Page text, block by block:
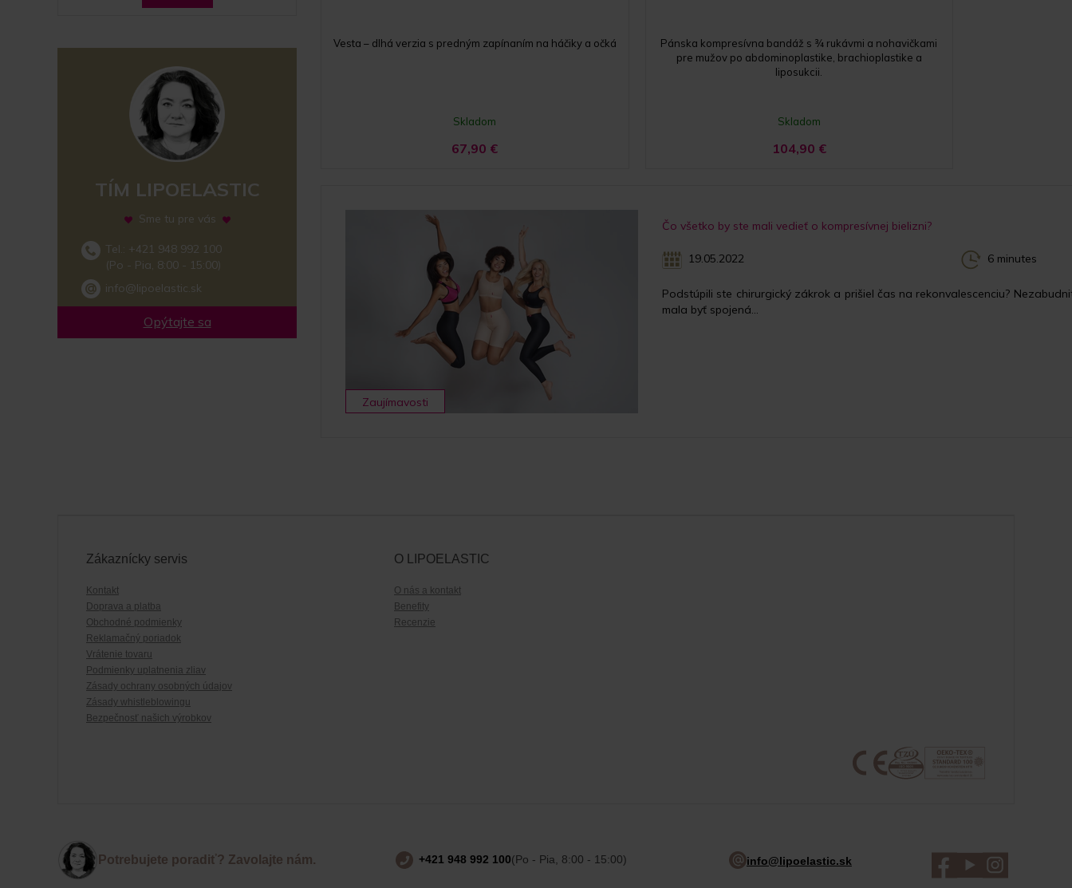
TÍM LIPOELASTIC
Sme tu pre vás
Tel.: +421 948 992 100
(Po - Pia, 8:00 - 15:00)
info@lipoelastic.sk
Opýtajte sa
Vesta – dlhá verzia s predným zapínaním na háčiky a očká
Skladom
67,90 €
Pánska kompresívna bandáž s ¾ rukávmi a nohavičkami
pre mužov po abdominoplastike, brachioplastike a
liposukcii.
Skladom
104,90 €
Zaujímavosti
Čo všetko by ste mali vedieť o kompresívnej bielizni?
19.05.2022 6 minutes
Podstúpili ste chirurgický zákrok a prišiel čas na rekonvalescenciu?
mala byť spojená...
Zákaznícky servis
Kontakt
Doprava a platba
Obchodné podmienky
Reklamačný poriadok
Vrátenie tovaru
Podmienky uplatnenia zliav
Zásady ochrany osobných údajov
Zásady whistleblowingu
Bezpečnosť našich výrobkov
O LIPOELASTIC
O nás a kontakt
Benefity
Recenzie
Potrebujete poradiť? Zavolajte nám. +421 948 992 100(Po - Pia, 8:00 - 15:00) info@lipoelastic.sk